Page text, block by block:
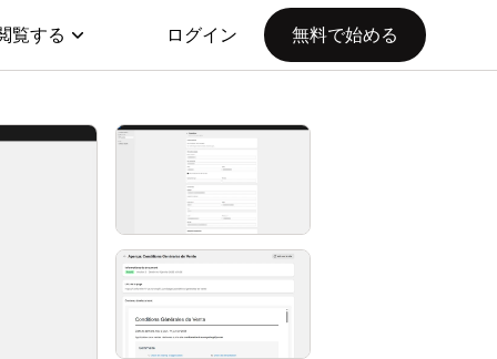
覧する ログイン 無料で始める